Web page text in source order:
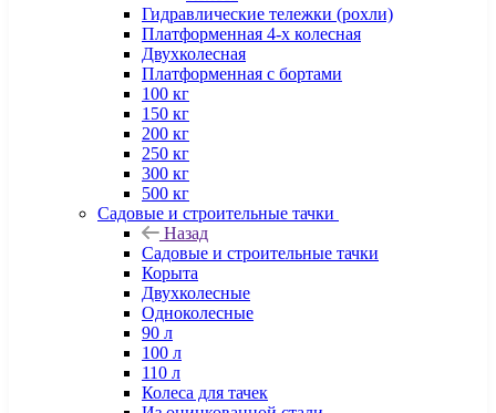
Гидравлические тележки (рохли)
Платформенная 4-х колесная
Двухколесная
Платформенная с бортами
100 кг
150 кг
200 кг
250 кг
300 кг
500 кг
Садовые и строительные тачки
Назад
Садовые и строительные тачки
Корыта
Двухколесные
Одноколесные
90 л
100 л
110 л
Колеса для тачек